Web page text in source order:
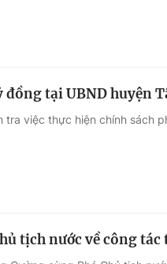
tại UBND huyện
tra việc thực hiện chính sách
tịch nước về công tác